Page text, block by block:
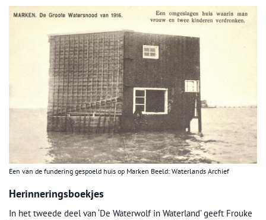
Een van de fundering gespoeld huis op Marken Beeld: Waterlands Archief
Herinneringsboekjes
In het tweede deel van ‘De Waterwolf in Waterland’ geeft Frouke